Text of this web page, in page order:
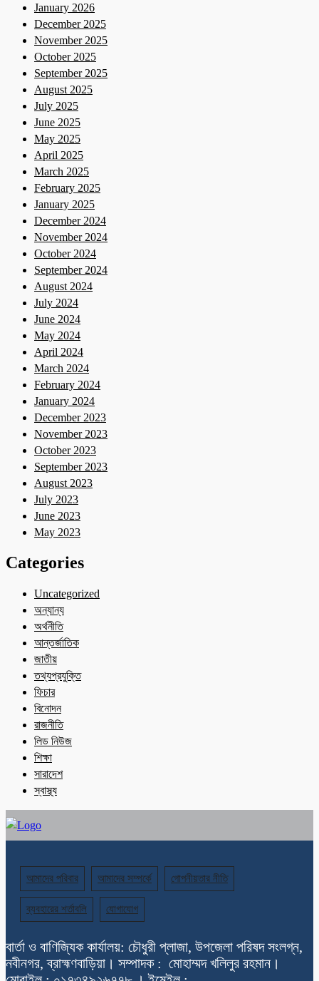
January 2026
December 2025
November 2025
October 2025
September 2025
August 2025
July 2025
June 2025
May 2025
April 2025
March 2025
February 2025
January 2025
December 2024
November 2024
October 2024
September 2024
August 2024
July 2024
June 2024
May 2024
April 2024
March 2024
February 2024
January 2024
December 2023
November 2023
October 2023
September 2023
August 2023
July 2023
June 2023
May 2023
Categories
Uncategorized
অন্যান্য
অর্থনীতি
আন্তর্জাতিক
জাতীয়
তথ্যপ্রযুক্তি
ফিচার
বিনোদন
রাজনীতি
লিড নিউজ
শিক্ষা
সারাদেশ
স্বাস্থ্য
আমাদের পরিবার আমাদের সম্পর্কে গোপনীয়তার নীতি
ব্যবহারের শর্তাবলি যোগাযোগ
বার্তা ও বাণিজ্যিক কার্যালয়: চৌধুরী প্লাজা, উপজেলা পরিষদ সংলগ্ন,
নবীনগর, ব্রাহ্মণবাড়িয়া। সম্পাদক : মোহাম্মদ খলিলুর রহমান।